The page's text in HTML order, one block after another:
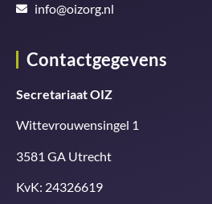
info@oizorg.nl
Contactgegevens
Secretariaat OIZ
Wittevrouwensingel 1
3581 GA Utrecht
KvK: 24326619